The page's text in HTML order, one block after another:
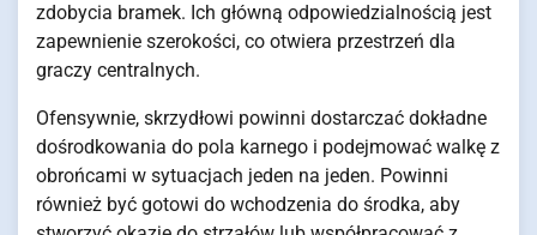
zdobycia bramek. Ich główną odpowiedzialnością jest
zapewnienie szerokości, co otwiera przestrzeń dla
graczy centralnych.
Ofensywnie, skrzydłowi powinni dostarczać dokładne
dośrodkowania do pola karnego i podejmować walkę z
obrońcami w sytuacjach jeden na jeden. Powinni
również być gotowi do wchodzenia do środka, aby